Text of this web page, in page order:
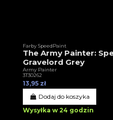
Farby SpeedPaint
The Army Painter:
Gravelord Grey
Army Painter
3T30262
13,95 zł
Dodaj do koszyka
Wysyłka w 24 godzin